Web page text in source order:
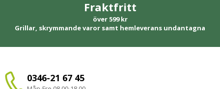
Fraktfritt
över 599 kr
Grillar, skrymmande varor samt hemleverans undantagna
0346-21 67 45